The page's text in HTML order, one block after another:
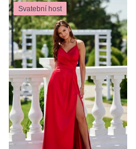
Svatební host